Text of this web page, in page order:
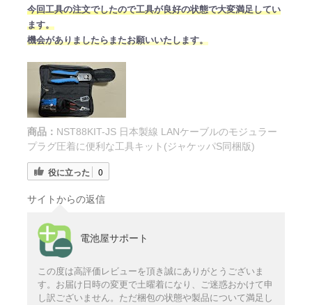
今回工具の注文でしたので工具が良好の状態で大変満足してい
ます。
機会がありましたらまたお願いいたします。
商品： NST88KIT-JS 日本製線 LANケーブルのモジュラー
プラグ圧着に便利な工具キット(ジャケッパS同梱版)
役に立った 0
サイトからの返信
電池屋サポート
この度は高評価レビューを頂き誠にありがとうございま
す。お届け日時の変更で土曜着になり、ご迷惑おかけて申
し訳ございません。ただ梱包の状態や製品について満足し